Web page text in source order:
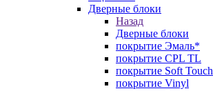
Дверные блоки
Назад
Дверные блоки
покрытие Эмаль*
покрытие CPL TL
покрытие Soft Touch
покрытие Vinyl